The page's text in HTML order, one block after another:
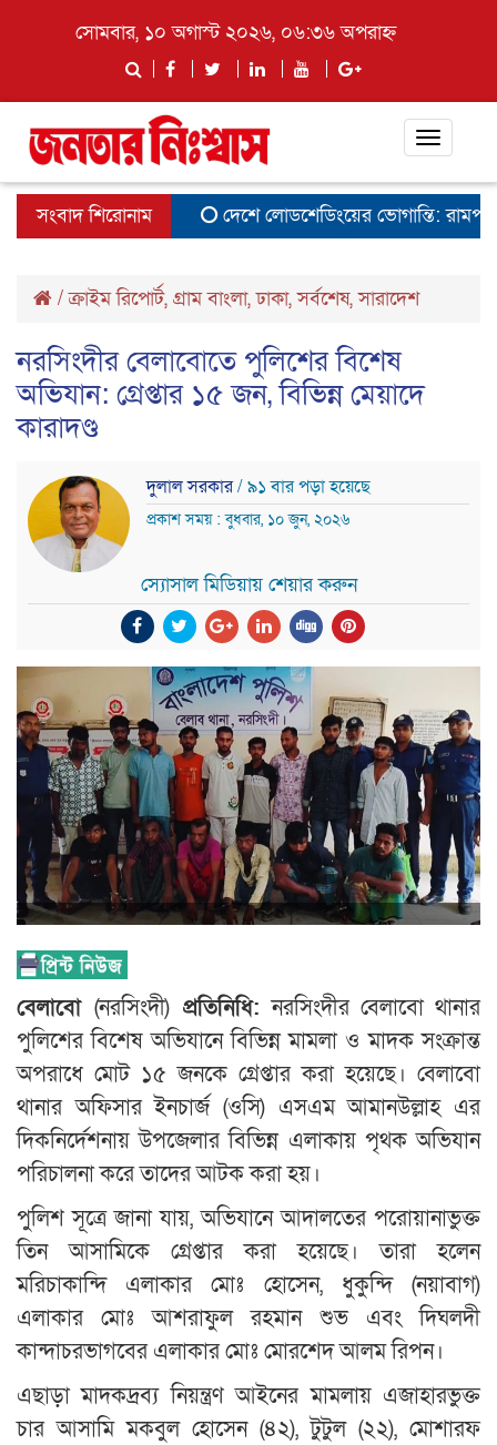
সোমবার, ১০ অগাস্ট ২০২৬, ০৬:৩৬ অপরাহ্ন
Toggle
সংবাদ শিরোনাম
দেশে লোডশেডিংয়ের ভোগান্তি: রামপাল
/ক্রাইম রিপোর্ট, গ্রাম বাংলা,ঢাকা,সর্বশেষ,সারাদেশ
নরসিংদীর বেলাবোতে পুলিশের বিশেষ
অভিযান: গ্রেপ্তার ১৫ জন, বিভিন্ন মেয়াদে
কারাদণ্ড
দুলাল সরকার/ ৯১ বার পড়া হয়েছে
প্রকাশ সময় : বুধবার, ১০ জুন, ২০২৬
স্যোসাল মিডিয়ায় শেয়ার করুন
বেলাবো(নরসিংদী) প্রতিনিধি: নরসিংদীর বেলাবো থানার
পুলিশের বিশেষ অভিযানে বিভিন্ন মামলা ও মাদক সংক্রান্ত
অপরাধে মোট ১৫ জনকে গ্রেপ্তার করা হয়েছে। বেলাবো
থানার অফিসার ইনচার্জ (ওসি) এসএম আমানউল্লাহ এর
দিকনির্দেশনায় উপজেলার বিভিন্ন এলাকায় পৃথক অভিযান
পরিচালনা করে তাদের আটক করা হয়।
পুলিশ সূত্রে জানা যায়, অভিযানে আদালতের পরোয়ানাভুক্ত
তিন আসামিকে গ্রেপ্তার করা হয়েছে। তারা হলেন
মরিচাকান্দি এলাকার মোঃ হোসেন, ধুকুন্দি (নয়াবাগ)
এলাকার মোঃ আশরাফুল রহমান শুভ এবং দিঘলদী
কান্দাচরভাগবের এলাকার মোঃ মোরশেদ আলম রিপন।
এছাড়া মাদকদ্রব্য নিয়ন্ত্রণ আইনের মামলায় এজাহারভুক্ত
চার আসামি মকবুল হোসেন (৪২), টুটুল (২২), মোশারফ